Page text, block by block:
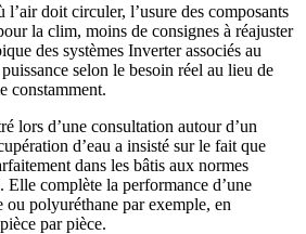
doit circuler, l’usure des composants
la clim, moins de consignes à réajuster
des systèmes Inverter associés au
selon le besoin réel au lieu de
constamment.
lors d’une consultation autour d’un
d’eau a insisté sur le fait que
dans les bâtis aux normes
Elle complète la performance d’une
polyuréthane par exemple, en
par pièce.